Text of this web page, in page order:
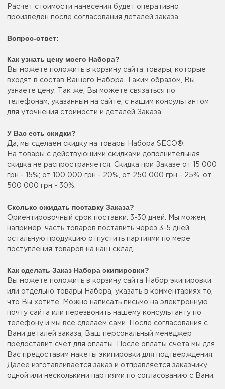
Расчет стоимости нанесения будет оперативно
произведён после согласования деталей заказа.
Вопрос-ответ:
Как узнать цену моего Набора?
Вы можете положить в корзину сайта товары, которые
входят в состав Вашего Набора. Таким образом, Вы
узнаете цену. Так же, Вы можете связаться по
телефонам, указанным на сайте, с нашим консультантом
для уточнения стоимости и деталей Заказа.
У Вас есть скидки?
Да, мы сделаем скидку на товары Набора SECO®.
На товары с действующими скидками дополнительная
скидка не распространяется. Скидка при Заказе от 15 000
грн - 15%; от 100 000 грн - 20%, от 250 000 грн - 25%, от
500 000 грн - 30%.
Сколько ожидать поставку Заказа?
Ориентировочный срок поставки: 3-30 дней. Мы можем,
например, часть товаров поставить через 3-5 дней,
остальную продукцию отпустить партиями по мере
поступления товаров на наш склад.
Как сделать Заказ Набора экипировки?
Вы можете положить в корзину сайта Набор экипировки
или отдельно товары Набора, указать в комментариях то,
что Вы хотите. Можно написать письмо на электронную
почту сайта или перезвонить нашему консультанту по
телефону и мы все сделаем сами. После согласования с
Вами деталей заказа, Ваш персональный менеджер
предоставит счет для оплаты. После оплаты счета мы для
Вас предоставим макеты экипировки для подтверждения.
Далее изготавливается заказ и отправляется заказчику
одной или несколькими партиями по согласованию с Вами.